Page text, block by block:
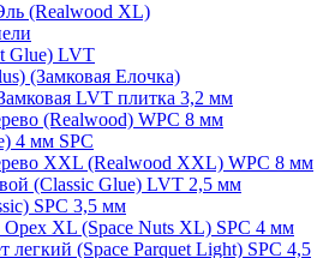
(Realwood XL)
Glue) LVT
(Замковая Елочка)
LVT плитка 3,2 мм
(Realwood) WPC 8 мм
4 мм SPC
XXL (Realwood XXL) WPC 8 мм
(Classic Glue) LVT 2,5 мм
SPC 3,5 мм
XL (Space Nuts XL) SPC 4 мм
легкий (Space Parquet Light) SPC 4,5